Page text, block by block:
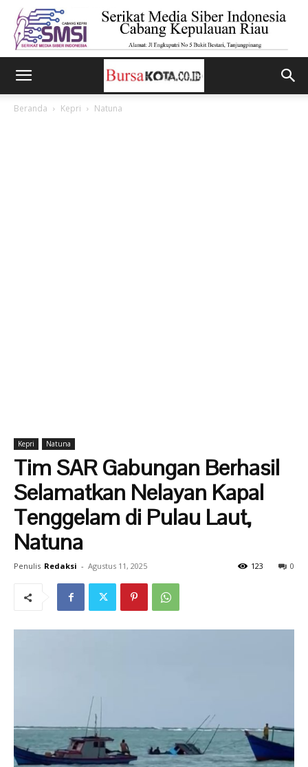
Beranda Kepri Natuna
Kepri Natuna
Tim SAR Gabungan Berhasil
Selamatkan Nelayan Kapal
Tenggelam di Pulau Laut,
Natuna
Penulis Redaksi - Agustus 11, 2025 0
123